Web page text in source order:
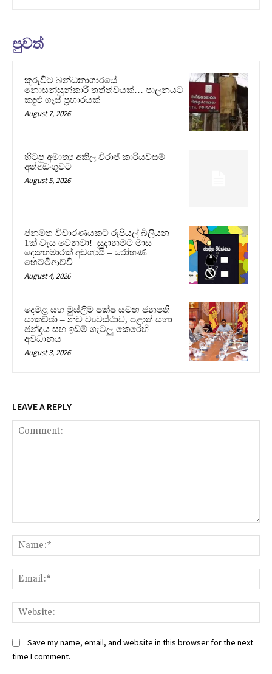
පුවත්
කුරුවිට බන්ධනාගාරයේ
නොසන්සුන්කාරී තත්ත්වයක්… පාලනයට
කඳුළු ගෑස් ප්‍රහාරයක්
August 7, 2026
හිටපු අමාත්‍ය අකිල විරාජ් කාරියවසම්
අත්අඩංගුවට
August 5, 2026
ජනමත විචාරණයකට රුපියල් බිලියන
1ක් වැය වෙනවා! සූදානමට මාස
දෙකහමාරක් අවශ්‍යයි – රෝහණ
හෙට්ටිආච්චි
August 4, 2026
දෙමළ සහ මුස්ලිම් පක්ෂ සමඟ ජනපති
සාකච්ඡා – නව ව්‍යවස්ථාව, පළාත් සභා
ඡන්දය සහ ඉඩම් ගැටලු කෙරෙහි
අවධානය
August 3, 2026
LEAVE A REPLY
Save my name, email, and website in this browser for the next
time I comment.